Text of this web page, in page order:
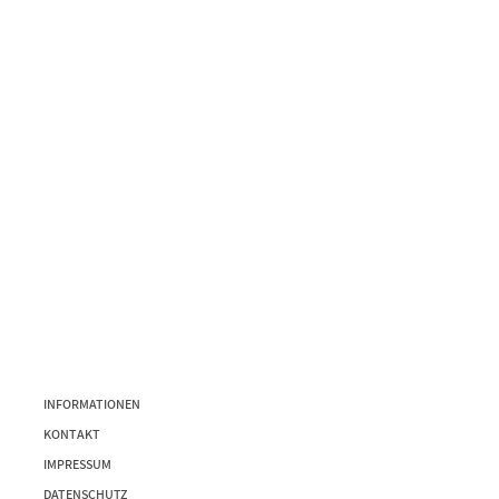
INFORMATIONEN
KONTAKT
IMPRESSUM
DATENSCHUTZ